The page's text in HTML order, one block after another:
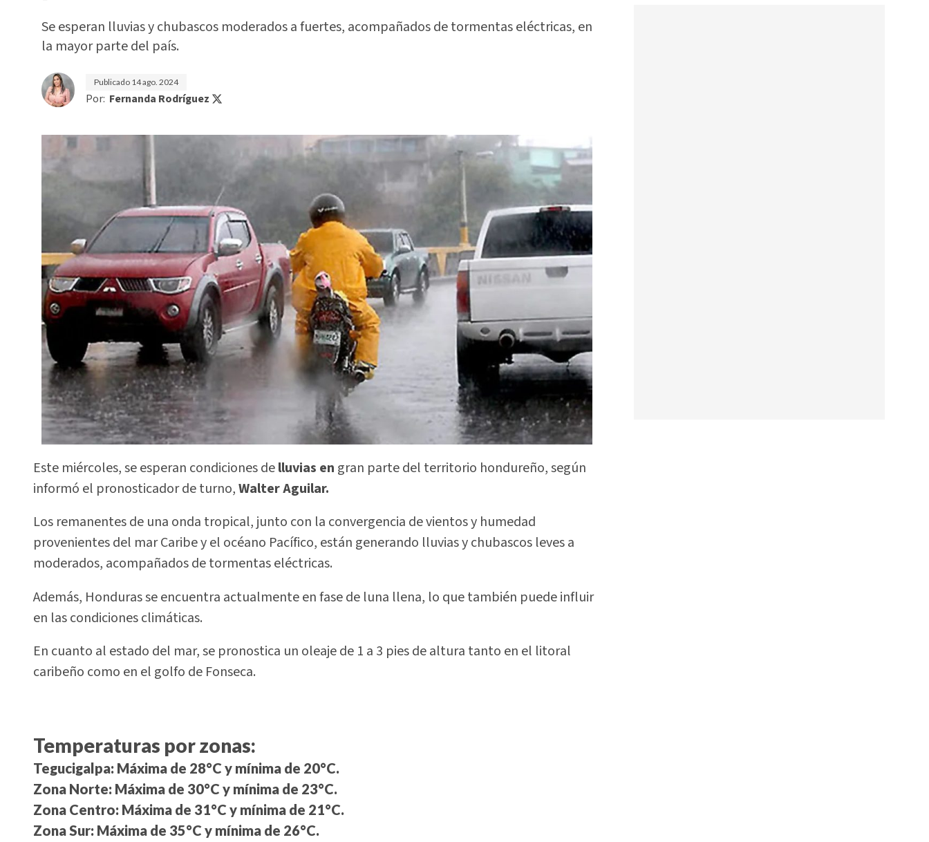
Se esperan lluvias y chubascos moderados a fuertes, acompañados de tormentas eléctricas, en
la mayor parte del país.
Publicado 14 ago. 2024
Por: Fernanda Rodríguez
Este miércoles, se esperan condiciones delluvias en gran parte del territorio hondureño, según
informó el pronosticador de turno,Walter Aguilar.
Los remanentes de una onda tropical, junto con la convergencia de vientos y humedad
provenientes del mar Caribe y el océano Pacífico, están generando lluvias y chubascos leves a
moderados, acompañados de tormentas eléctricas.
Además, Honduras se encuentra actualmente en fase de luna llena, lo que también puede influir
en las condiciones climáticas.
En cuanto al estado del mar, se pronostica un oleaje de 1 a 3 pies de altura tanto en el litoral
caribeño como en el golfo de Fonseca.
Temperaturas por zonas:
Tegucigalpa: Máxima de 28°C y mínima de 20°C.
Zona Norte: Máxima de 30°C y mínima de 23°C.
Zona Centro: Máxima de 31°C y mínima de 21°C.
Zona Sur: Máxima de 35°C y mínima de 26°C.